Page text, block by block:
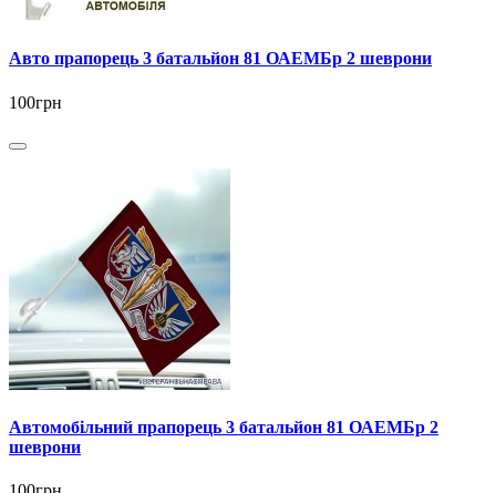
Авто прапорець 3 батальйон 81 ОАЕМБр 2 шеврони
100грн
Автомобільний прапорець 3 батальйон 81 ОАЕМБр 2
шеврони